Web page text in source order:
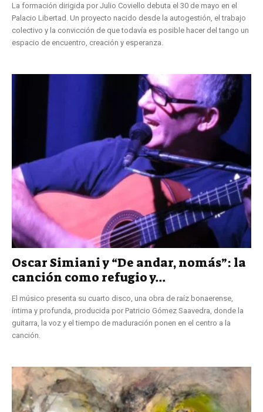
La formación dirigida por Julio Coviello debuta el 30 de mayo en el
Palacio Libertad. Un proyecto nacido desde la autogestión, el trabajo
colectivo y la convicción de que todavía es posible hacer del tango un
espacio de encuentro, creación y esperanza.
Oscar Simiani y “De andar, nomás”: la
canción como refugio y...
El músico presenta su cuarto disco, una obra de raíz bonaerense,
íntima y profunda, producida por Patricio Gómez Saavedra, donde la
guitarra, la voz y el tiempo de maduración ponen en el centro a la
canción.